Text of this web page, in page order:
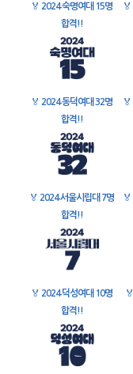
🏅 2024 숙명여대 15명
합격!!
🏅
🏅 2024 동덕여대 32명
합격!!
🏅
🏅 2024 서울시립대 7명
합격!!
🏅
🏅 2024 덕성여대 10명
합격!!
🏅